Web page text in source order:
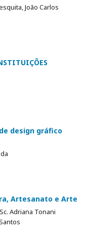
João Carlos
design gráfico
Artesanato e Arte
Adriana Tonani